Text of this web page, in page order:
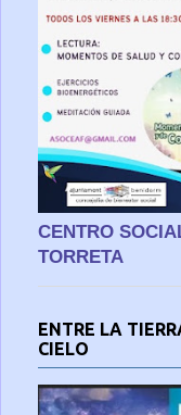
CENTRO
TORRETA
ENTRE LA
CIELO